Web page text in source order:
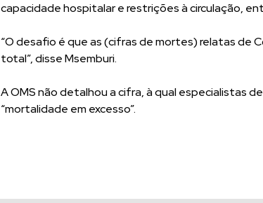
capacidade hospitalar e restrições à circulação,
“O desafio é que as (cifras de mortes) relatas de
total”, disse Msemburi.
A OMS não detalhou a cifra, à qual especialistas
“mortalidade em excesso”.